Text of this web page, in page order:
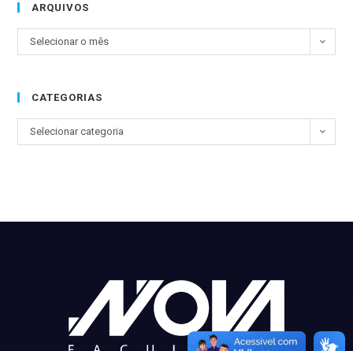
ARQUIVOS
Selecionar o mês
CATEGORIAS
Selecionar categoria